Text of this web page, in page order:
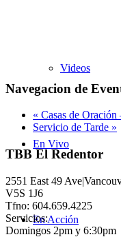
Videos
En Vivo
En Acción
Navegacion de
« Casas de Oración
Servicio de Tarde »
TBB El Redentor
2551 East 49
V5S 1J6
Tfno: 604.659.4225
Servicios:
Domingos 2pm y 6:30pm